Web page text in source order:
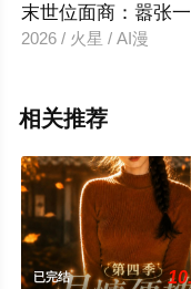
末世位面商：嚣张
2026 / 火星 / AI漫
相关推荐
已完结